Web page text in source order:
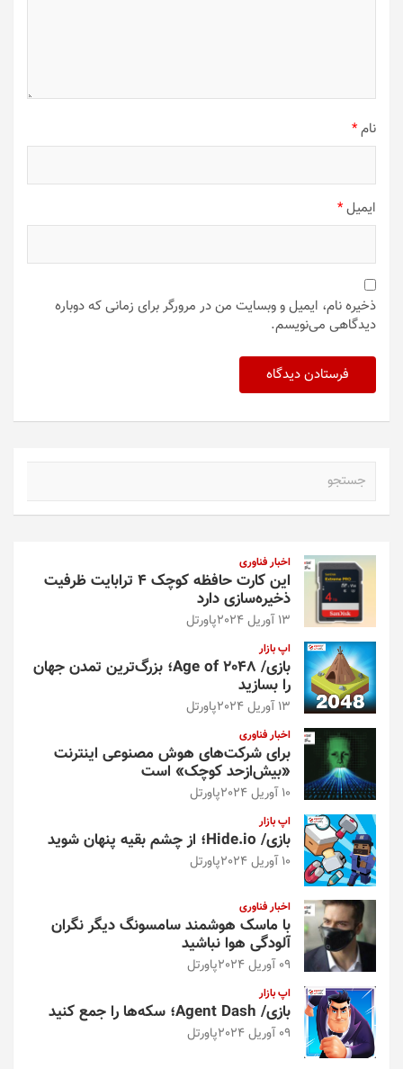
نام*
ایمیل*
ذخیره نام، ایمیل و وبسایت من در مرورگر برای زمانی که دوباره
دیدگاهی می‌نویسم.
اخبار فناوری
این کارت حافظه کوچک ۴ ترابایت ظرفیت
ذخیره‌سازی دارد
13 آوریل 2024 پاورتل
اپ بازار
بازی/ Age of 2048؛ بزرگ‌ترین تمدن جهان
را بسازید
13 آوریل 2024 پاورتل
اخبار فناوری
برای شرکت‌های هوش مصنوعی اینترنت
«بیش‌از‌حد کوچک» است
10 آوریل 2024 پاورتل
اپ بازار
بازی/ Hide.io؛ از چشم بقیه پنهان شوید
10 آوریل 2024 پاورتل
اخبار فناوری
با ماسک هوشمند سامسونگ دیگر نگران
آلودگی هوا نباشید
09 آوریل 2024 پاورتل
اپ بازار
بازی/ Agent Dash؛ سکه‌ها را جمع کنید
09 آوریل 2024 پاورتل